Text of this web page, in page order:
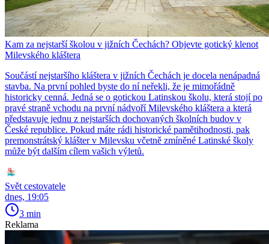
Kam za nejstarší školou v jižních Čechách? Objevte gotický klenot
Milevského kláštera
Součástí nejstaršího kláštera v jižních Čechách je docela nenápadná
stavba. Na první pohled byste do ní neřekli, že je mimořádně
historicky cenná. Jedná se o gotickou Latinskou školu, která stojí po
pravé straně vchodu na první nádvoří Milevského kláštera a která
představuje jednu z nejstarších dochovaných školních budov v
České republice. Pokud máte rádi historické pamětihodnosti, pak
premonstrátský klášter v Milevsku včetně zmíněné Latinské školy
může být dalším cílem vašich výletů.
Svět cestovatele
dnes, 19:05
3 min
Reklama